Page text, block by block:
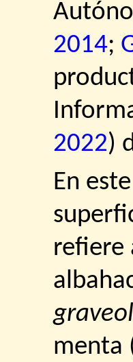
2014;
2022)
En
refiere
menta